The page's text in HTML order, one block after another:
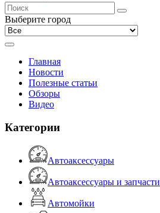
Выберите город
Главная
Новости
Полезные статьи
Обзоры
Видео
Категории
Автоаксессуары
Автоаксессуары и запчасти
Автомойки